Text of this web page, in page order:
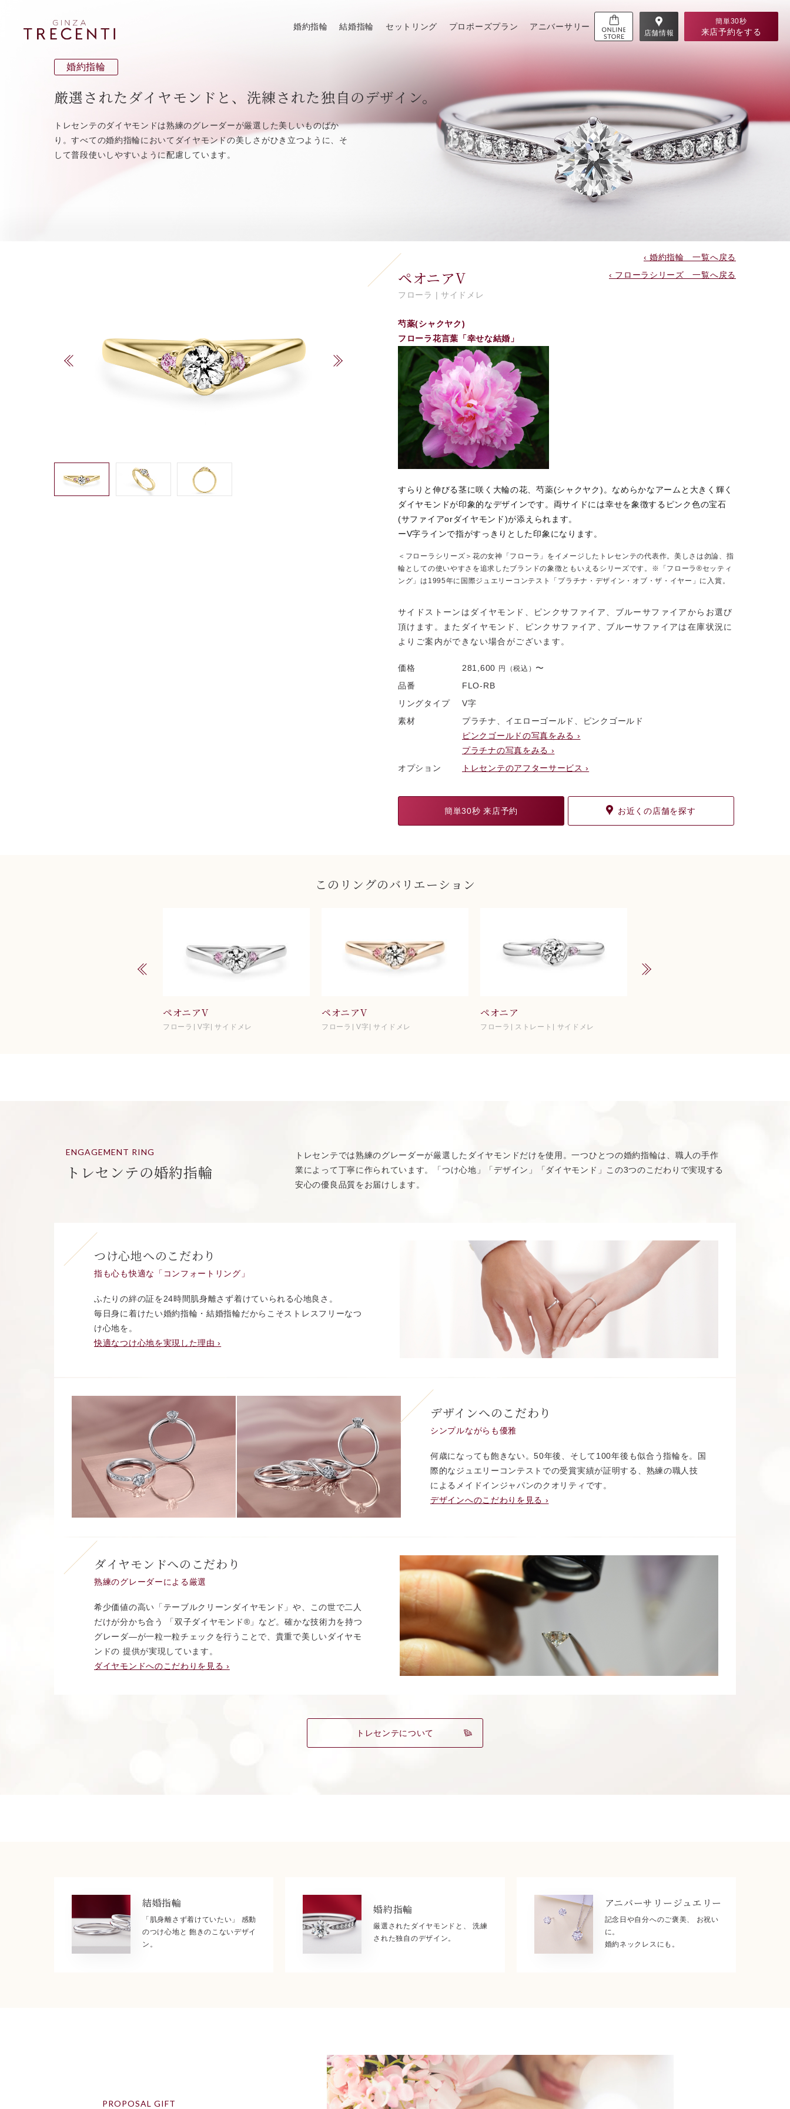
婚約指輪 結婚指輪 セットリング プロポーズプラン アニバーサリー
店舗情報
簡単30秒
来店予約をする
婚約指輪
厳選されたダイヤモンドと、洗練された独自のデザイン。
トレセンテのダイヤモンドは熟練のグレーダーが厳選した美しいものばか
り。すべての婚約指輪においてダイヤモンドの美しさがひき立つように、そ
して普段使いしやすいように配慮しています。
ペオニアV
フローラ | サイドメレ
‹ 婚約指輪 一覧へ戻る
‹ フローラシリーズ 一覧へ戻る
芍薬(シャクヤク)
フローラ花言葉「幸せな結婚」
すらりと伸びる茎に咲く大輪の花、芍薬(シャクヤク)。なめらかなアームと大きく輝く
ダイヤモンドが印象的なデザインです。両サイドには幸せを象徴するピンク色の宝石
(サファイアorダイヤモンド)が添えられます。
ーV字ラインで指がすっきりとした印象になります。
＜フローラシリーズ＞花の女神「フローラ」をイメージしたトレセンテの代表作。美しさは勿論、指
輪としての使いやすさを追求したブランドの象徴ともいえるシリーズです。※「フローラ®セッティ
ング」は1995年に国際ジュエリーコンテスト「プラチナ・デザイン・オブ・ザ・イヤー」に入賞。
サイドストーンはダイヤモンド、ピンクサファイア、ブルーサファイアからお選び
頂けます。またダイヤモンド、ピンクサファイア、ブルーサファイアは在庫状況に
よりご案内ができない場合がございます。
価格 281,600 円（税込） 〜
品番
FLO-RB
リングタイプ
V字
素材
プラチナ、イエローゴールド、ピンクゴールド
ピンクゴールドの写真をみる ›
プラチナの写真をみる ›
オプション
トレセンテのアフターサービス ›
簡単30秒 来店予約 お近くの店舗を探す
このリングのバリエーション
ペオニアV
フローラ V字 サイドメレ
ペオニアV
フローラ V字 サイドメレ
ペオニア
フローラ ストレート サイドメレ
ENGAGEMENT RING
トレセンテの婚約指輪
トレセンテでは熟練のグレーダーが厳選したダイヤモンドだけを使用。一つひとつの婚約指輪は、職人の手作
業によって丁寧に作られています。「つけ心地」「デザイン」「ダイヤモンド」この3つのこだわりで実現する
安心の優良品質をお届けします。
つけ心地へのこだわり
指も心も快適な「コンフォートリング」
ふたりの絆の証を24時間肌身離さず着けていられる心地良さ。
毎日身に着けたい婚約指輪・結婚指輪だからこそストレスフリーなつ
け心地を。
快適なつけ心地を実現した理由 ›
デザインへのこだわり
シンプルながらも優雅
何歳になっても飽きない。50年後、そして100年後も似合う指輪を。国
際的なジュエリーコンテストでの受賞実績が証明する、熟練の職人技
によるメイドインジャパンのクオリティです。
デザインへのこだわりを見る ›
ダイヤモンドへのこだわり
熟練のグレーダーによる厳選
希少価値の高い「テーブルクリーンダイヤモンド」や、この世で二人
だけが分かち合う 「双子ダイヤモンド®︎」など。確かな技術力を持つ
グレーダ―が一粒一粒チェックを行うことで、貴重で美しいダイヤモ
ンドの 提供が実現しています。
ダイヤモンドへのこだわりを見る ›
トレセンテについて
結婚指輪
「肌身離さず着けていたい」 感動
のつけ心地と 飽きのこないデザイ
ン。
婚約指輪
厳選されたダイヤモンドと、 洗練
された独自のデザイン。
アニバーサリー ジュエリー
記念日や自分へのご褒美、 お祝い
に。
婚約ネックレスにも。
PROPOSAL GIFT